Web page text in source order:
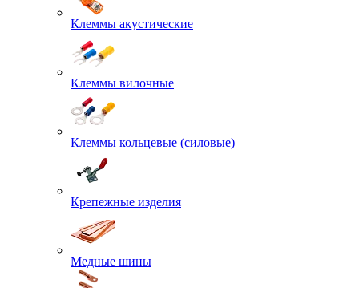
Клеммы акустические
Клеммы вилочные
Клеммы кольцевые (силовые)
Крепежные изделия
Медные шины